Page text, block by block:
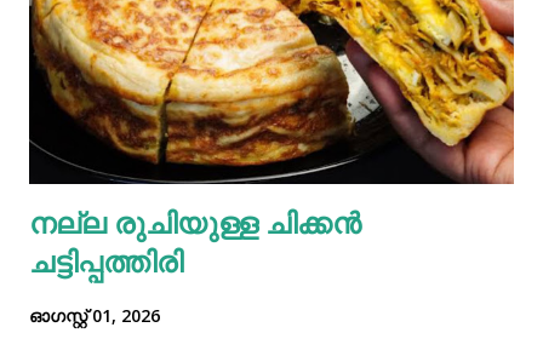
നല്ല രുചിയുള്ള ചിക്കൻ
ചട്ടിപ്പത്തിരി
ഓഗസ്റ്റ് 01, 2026